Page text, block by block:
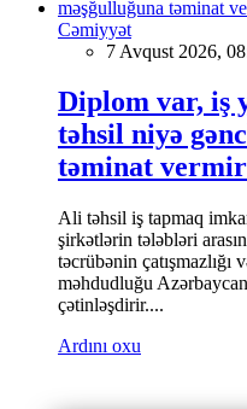
Cəmiyyət
7 Avqust 2026,
Diplom var, iş
təhsil niyə
təminat
Ali təhsil iş tapmaq
şirkətlərin tələbləri
təcrübənin
məhdudluğu Azərbaycan
çətinləşdirir....
Ardını oxu